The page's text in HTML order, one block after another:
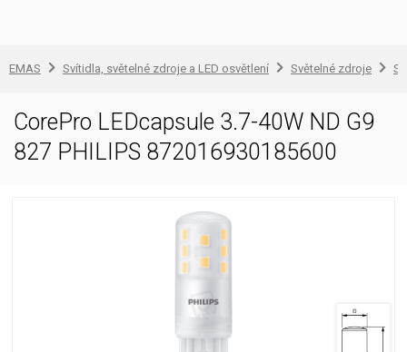
EMAS Svítidla, světelné zdroje a LED osvětlení Světelné zdroje
CorePro LEDcapsule 3.7-40W ND G9
827 PHILIPS 872016930185600